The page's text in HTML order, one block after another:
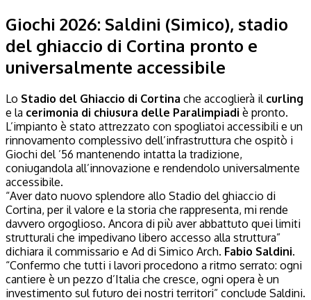
Giochi 2026: Saldini (Simico), stadio
del ghiaccio di Cortina pronto e
universalmente accessibile
Lo Stadio del Ghiaccio di Cortina che accoglierà il curling
e la cerimonia di chiusura delle Paralimpiadi è pronto.
L’impianto è stato attrezzato con spogliatoi accessibili e un
rinnovamento complessivo dell’infrastruttura che ospitò i
Giochi del ’56 mantenendo intatta la tradizione,
coniugandola all’innovazione e rendendolo universalmente
accessibile.
“Aver dato nuovo splendore allo Stadio del ghiaccio di
Cortina, per il valore e la storia che rappresenta, mi rende
davvero orgoglioso. Ancora di più aver abbattuto quei limiti
strutturali che impedivano libero accesso alla struttura”
dichiara il commissario e Ad di Simico Arch. Fabio Saldini.
“Confermo che tutti i lavori procedono a ritmo serrato: ogni
cantiere è un pezzo d’Italia che cresce, ogni opera è un
investimento sul futuro dei nostri territori” conclude Saldini.